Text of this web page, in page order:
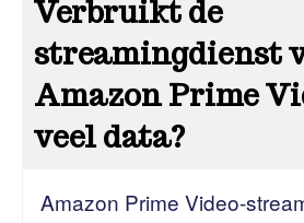
Verbruikt de
streamingdienst
Amazon Prime
veel data?
Amazon Prime Video-